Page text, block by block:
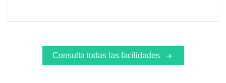
Consulta todas las facilidades